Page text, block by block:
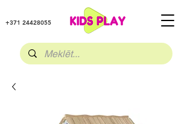
+371 24428055